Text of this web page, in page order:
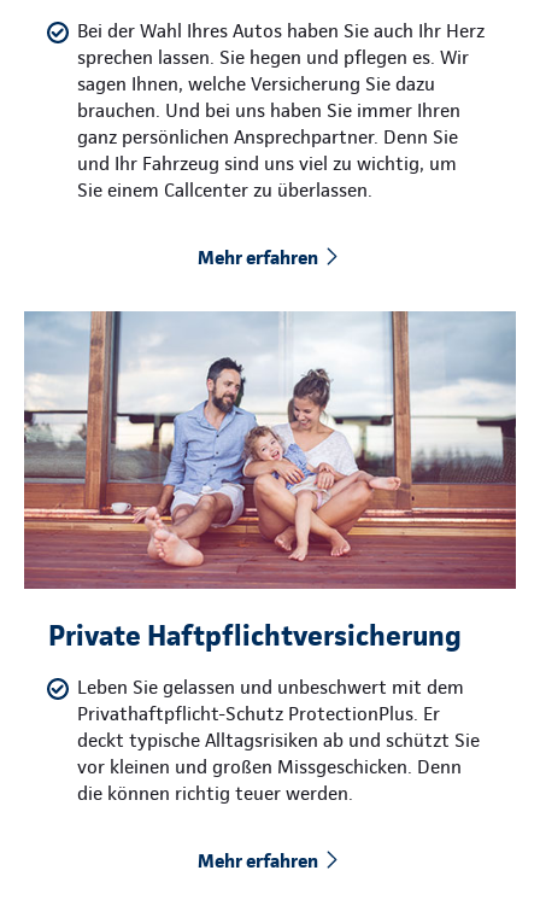
Bei der Wahl Ihres Autos haben Sie auch Ihr Herz
sprechen lassen. Sie hegen und pflegen es. Wir
sagen Ihnen, welche Versicherung Sie dazu
brauchen. Und bei uns haben Sie immer Ihren
ganz persönlichen Ansprechpartner. Denn Sie
und Ihr Fahrzeug sind uns viel zu wichtig, um
Sie einem Callcenter zu überlassen.
Mehr erfahren
Private Haftpflichtversicherung
Leben Sie gelassen und unbeschwert mit dem
Privathaftpflicht-Schutz ProtectionPlus. Er
deckt typische Alltagsrisiken ab und schützt Sie
vor kleinen und großen Missgeschicken. Denn
die können richtig teuer werden.
Mehr erfahren